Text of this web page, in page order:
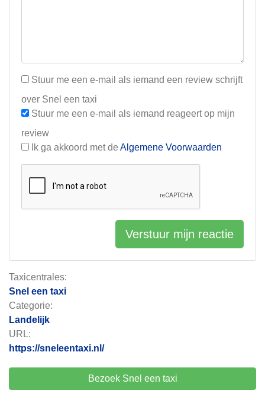
Taxicentrales:
Snel een taxi
Categorie:
Landelijk
URL:
https://sneleentaxi.nl/
Bezoek Snel een taxi
Stuur me een e-mail als iemand een review schrijft
over Snel een taxi
Stuur me een e-mail als iemand reageert op mijn
review
Ik ga akkoord met de Algemene Voorwaarden
Verstuur mijn reactie